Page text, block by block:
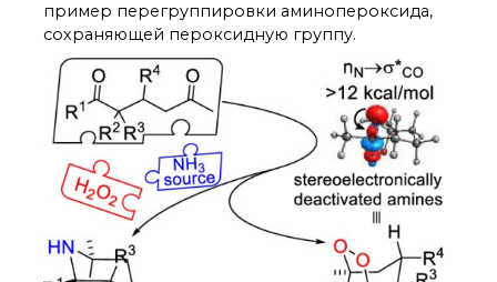
пример перегруппировки аминопероксида,
сохраняющей пероксидную группу.